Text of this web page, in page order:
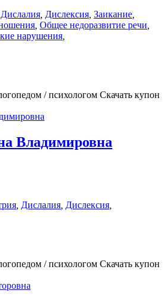
Дислалия Дислексия Заикание
Общее недоразвитие речи
нарушения
Скачать купон
Владимировна
Дислалия Дислексия
Скачать купон